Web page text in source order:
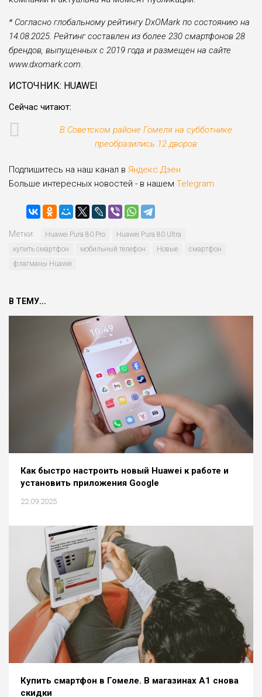
* Cогласно глобальному рейтингу DxOMark по состоянию на
14.08.2025. Рейтинг составлен из более 230 смартфонов 28
брендов, выпущенных с 2019 года и размещен на сайте
www.dxomark.com.
ИСТОЧНИК: HUAWEI
Сейчас читают:
В Советском районе Гомеля на субботнике
преобразились 12 дворов
Подпишитесь на наш канал в Яндекс.Дзен
Больше интересных новостей - в нашем Telegram
Метки: Huawei Pura 80 Pro
Huawei Pura 80 Ultra
купить смартфон
мобильный телефон Новые
смартфон
флагманы Huawei
В ТЕМУ...
Как быстро настроить новый Huawei к работе и
установить приложения Google
22.09.2025
Купить смартфон в Гомеле. В магазинах А1 снова
скидки